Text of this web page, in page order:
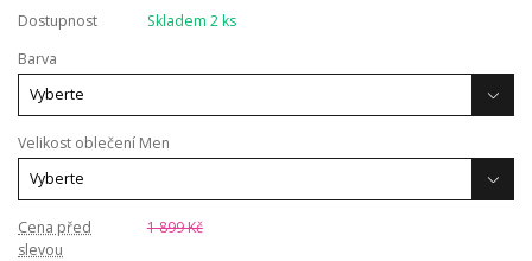
Dostupnost
Skladem 2 ks
Barva
Velikost oblečení Men
Cena před
slevou
1 899 Kč